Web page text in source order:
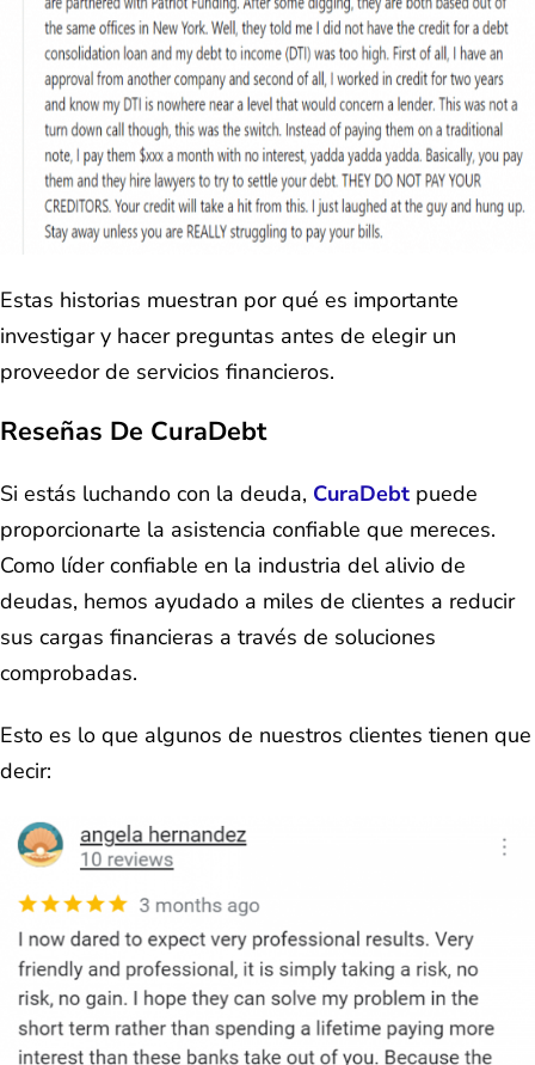
Estas historias muestran por qué es importante
investigar y hacer preguntas antes de elegir un
proveedor de servicios financieros.
Reseñas De CuraDebt
Si estás luchando con la deuda, CuraDebt puede
proporcionarte la asistencia confiable que mereces.
Como líder confiable en la industria del alivio de
deudas, hemos ayudado a miles de clientes a reducir
sus cargas financieras a través de soluciones
comprobadas.
Esto es lo que algunos de nuestros clientes tienen que
decir: